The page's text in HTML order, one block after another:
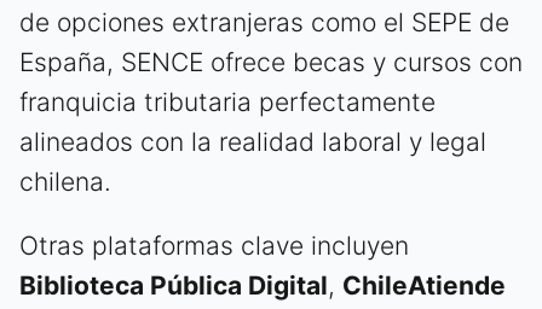
de opciones extranjeras como el SEPE de
España, SENCE ofrece becas y cursos con
franquicia tributaria perfectamente
alineados con la realidad laboral y legal
chilena.
Otras plataformas clave incluyen
Biblioteca Pública Digital, ChileAtiende